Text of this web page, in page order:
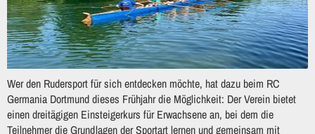
Wer den Rudersport für sich entdecken möchte, hat dazu beim RC
Germania Dortmund dieses Frühjahr die Möglichkeit: Der Verein bietet
einen dreitägigen Einsteigerkurs für Erwachsene an, bei dem die
Teilnehmer die Grundlagen der Sportart lernen und gemeinsam mit